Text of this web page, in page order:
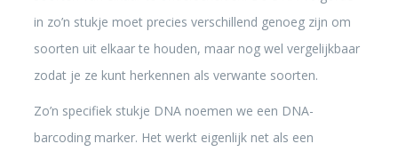
in zo’n stukje moet precies verschillend genoeg zijn om
soorten uit elkaar te houden, maar nog wel vergelijkbaar
zodat je ze kunt herkennen als verwante soorten.
Zo’n specifiek stukje DNA noemen we een DNA-
barcoding marker. Het werkt eigenlijk net als een